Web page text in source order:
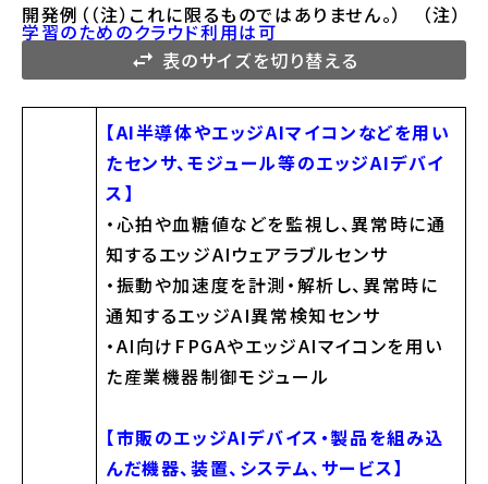
開発例（（注）これに限るものではありません。）　（注）
学習のためのクラウド利用は可
表のサイズを切り替える
【AI半導体やエッジAIマイコンなどを⽤い
たセンサ、モジュール等のエッジAIデバイ
ス】
・⼼拍や⾎糖値などを監視し、異常時に通
知するエッジAIウェアラブルセンサ
・振動や加速度を計測・解析し、異常時に
通知するエッジAI異常検知センサ
・AI向けFPGAやエッジAIマイコンを⽤い
た産業機器制御モジュール
【市販のエッジAIデバイス・製品を組み込
んだ機器、装置、システム、サービス】